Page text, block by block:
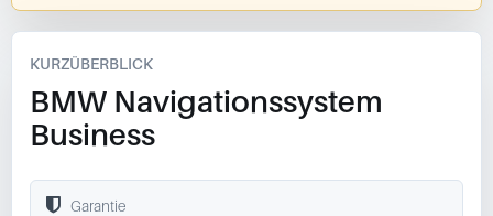
KURZÜBERBLICK
BMW Navigationssystem
Business
Garantie